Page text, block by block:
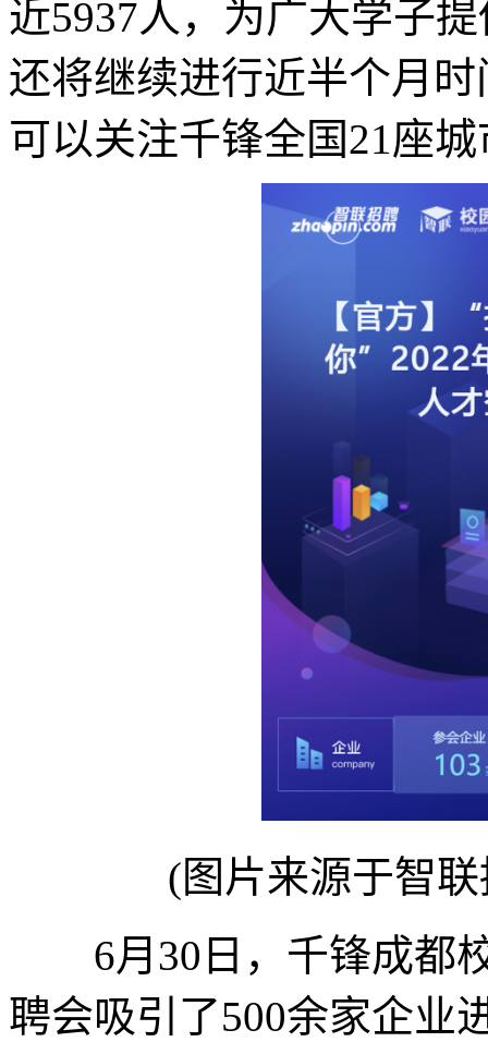
近5937人，为广大学子
还将继续进行近半个月
可以关注千锋全国21座
(图片来源于智
6月30日，千锋成都校
聘会吸引了500余家企业